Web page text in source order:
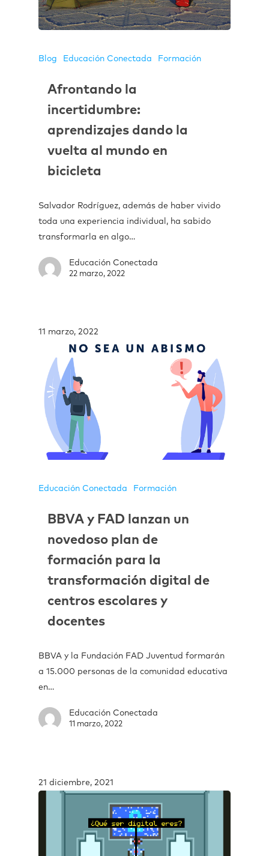
Blog Educación Conectada Formación
Afrontando la
incertidumbre:
aprendizajes dando la
vuelta al mundo en
bicicleta
Salvador Rodríguez, además de haber vivido
toda una experiencia individual, ha sabido
transformarla en algo…
Educación Conectada
22 marzo, 2022
11 marzo, 2022
Educación Conectada Formación
BBVA y FAD lanzan un
novedoso plan de
formación para la
transformación digital de
centros escolares y
docentes
BBVA y la Fundación FAD Juventud formarán
a 15.000 personas de la comunidad educativa
en…
Educación Conectada
11 marzo, 2022
21 diciembre, 2021